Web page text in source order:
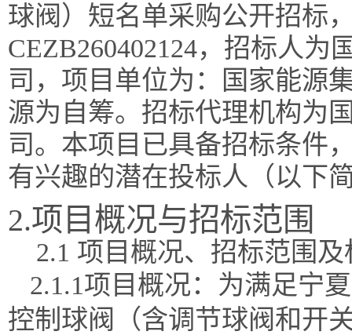
球阀）短名单采购公开招标
CEZB260402124，招标人
司，项目单位为：国家能源
源为自筹。招标代理机构为
司。本项目已具备招标条件
有兴趣的潜在投标人（以下
2.项目概况与招标范围
2.1 项目概况、招标范围
2.1.1项目概况：为满足宁
控制球阀（含调节球阀和开